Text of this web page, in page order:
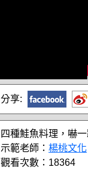
分享:
四種鮭魚料理，嚇
示範老師： 楊桃文化
觀看次數：18364